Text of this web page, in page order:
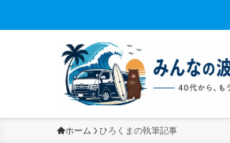
ホーム ひろくまの執筆記事